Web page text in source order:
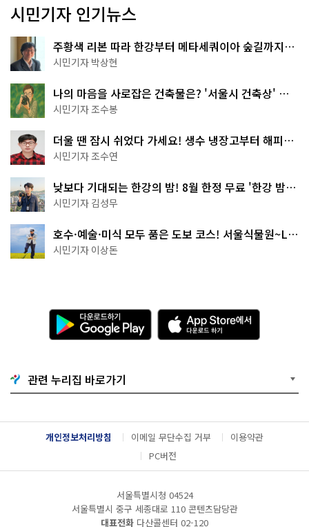
시민기자 인기뉴스
주황색 리본 따라 한강부터 메타세쿼이아 숲길까지…
서울둘레길 15코스
시민기자 박상현
나의 마음을 사로잡은 건축물은? '서울시 건축상' 수
상작 공개!
시민기자 조수봉
더울 땐 잠시 쉬었다 가세요! 생수 냉장고부터 해피소
·무더위쉼터까지
시민기자 조수연
낮보다 기대되는 한강의 밤! 8월 한정 무료 '한강 밤
핑' 예약은?
시민기자 김성무
호수·예술·미식 모두 품은 도보 코스! 서울식물원~LG
아트센터~마곡테라스거리
시민기자 이상돈
다
운
로
기
G
o
g
l
e
A
p
p
e
서
다
운
관련 누리집 바로가기
개인정보처리방침 이메일 무단수집 거부
이용약관
PC버전
서울특별시청 04524
서울특별시 중구 세종대로 110 콘텐츠담당관
대표전화 다산콜센터 02-120